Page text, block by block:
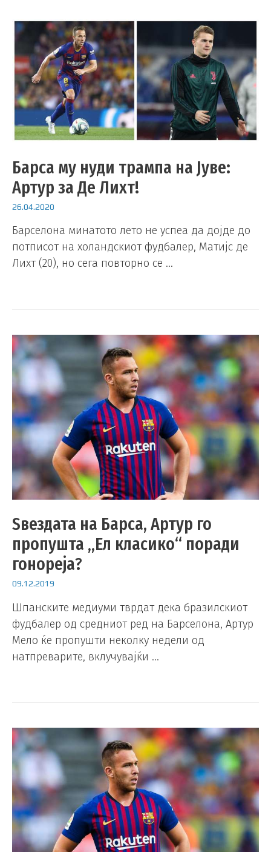
Барса му нуди трампа на Јуве:
Артур за Де Лихт!
26.04.2020
Барселона минатото лето не успеа да дојде до
потписот на холандскиот фудбалер, Матијс де
Лихт (20), но сега повторно се …
Ѕвездата на Барса, Артур го
пропушта „Ел класико“ поради
гонореја?
09.12.2019
Шпанските медиуми тврдат дека бразилскиот
фудбалер од средниот ред на Барселона, Артур
Мело ќе пропушти неколку недели од
натпреварите, вклучувајќи …